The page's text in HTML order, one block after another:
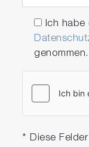
Ich habe
genommen.
* Diese